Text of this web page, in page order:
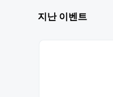
지난 이벤트